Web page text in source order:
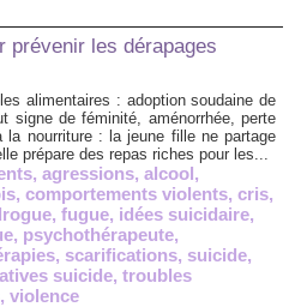
prévenir les dérapages
alimentaires : adoption soudaine de
signe de féminité, aménorrhée, perte
la nourriture : la jeune fille ne partage
prépare des repas riches pour les...
, agressions, alcool,
, comportements violents, cris,
, fugue, idées suicidaire,
, psychothérapeute,
, scarifications, suicide,
suicide, troubles
, violence